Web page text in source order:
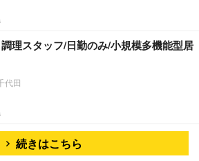
調理スタッフ/日勤のみ/小規模多機能型居
代田
続きはこちら